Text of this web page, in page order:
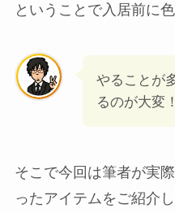
ということで入居前に
やることが
るのが大変！
そこで今回は筆者が実
ったアイテムをご紹介し